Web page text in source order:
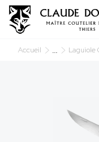
Accueil ... Laguiole
Panneau de gestion